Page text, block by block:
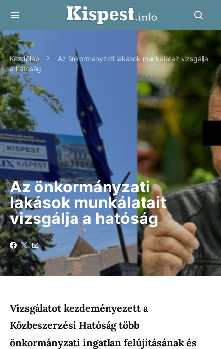
Kezdőlap
Az önkormányzati lakások munkálatait vizsgálja
a hatóság
Az önkormányzati
lakások munkálatait
vizsgálja a hatóság
Vizsgálatot kezdeményezett a
Közbeszerzési Hatóság több
önkormányzati ingatlan felújításának és